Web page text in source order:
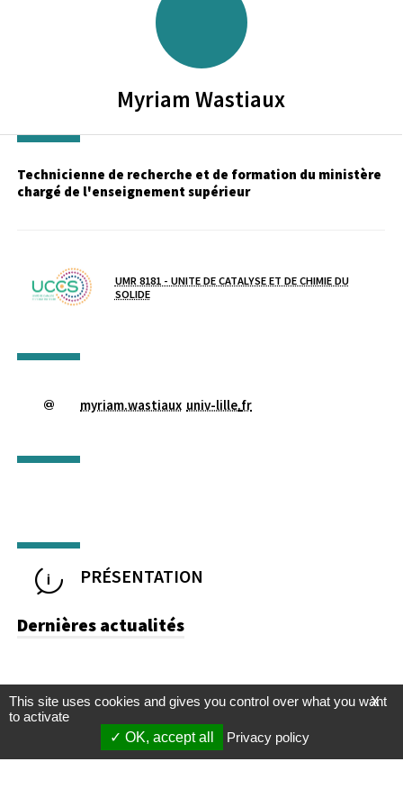
Myriam Wastiaux
Technicienne de recherche et de formation du ministère
chargé de l'enseignement supérieur
UMR 8181 - UNITE DE CATALYSE ET DE CHIMIE DU
SOLIDE
myriam.wastiaux univ-lille.fr
PRÉSENTATION
Dernières actualités
X
This site uses cookies and gives you control over what you want
to activate
OK, accept all
Privacy policy